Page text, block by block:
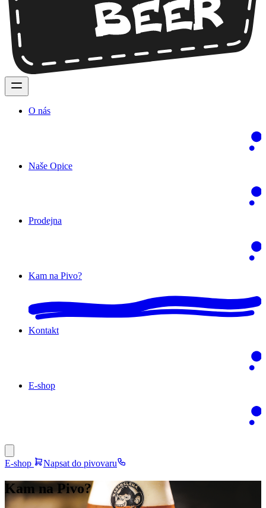
O nás
Naše Opice
Prodejna
Kam na Pivo?
Kontakt
E-shop
E-shop Napsat do pivovaru
Kam na Pivo?